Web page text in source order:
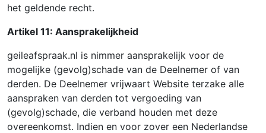
het geldende recht.
Artikel 11: Aansprakelijkheid
geileafspraak.nl is nimmer aansprakelijk voor de
mogelijke (gevolg)schade van de Deelnemer of van
derden. De Deelnemer vrijwaart Website terzake alle
aanspraken van derden tot vergoeding van
(gevolg)schade, die verband houden met deze
overeenkomst. Indien en voor zover een Nederlandse